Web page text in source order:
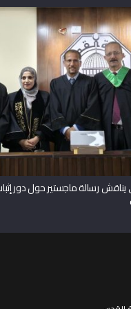
يناقش رسالة ماجستير حول دور